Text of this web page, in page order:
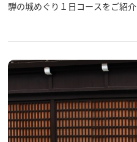
騨の城めぐり１日コースをご紹介